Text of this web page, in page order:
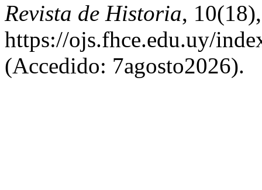
Revista de Historia,
https://ojs.fhce.edu.uy/
(Accedido: 7agosto2026).